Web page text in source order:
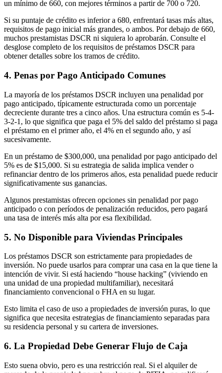
un mínimo de 660, con mejores términos a partir de 700 o 720.
Si su puntaje de crédito es inferior a 680, enfrentará tasas más altas,
requisitos de pago inicial más grandes, o ambos. Por debajo de 660,
muchos prestamistas DSCR ni siquiera lo aprobarán. Consulte el
desglose completo de los requisitos de préstamos DSCR para
obtener detalles sobre los tramos de crédito.
4. Penas por Pago Anticipado Comunes
La mayoría de los préstamos DSCR incluyen una penalidad por
pago anticipado, típicamente estructurada como un porcentaje
decreciente durante tres a cinco años. Una estructura común es 5-4-
3-2-1, lo que significa que paga el 5% del saldo del préstamo si paga
el préstamo en el primer año, el 4% en el segundo año, y así
sucesivamente.
En un préstamo de $300,000, una penalidad por pago anticipado del
5% es de $15,000. Si su estrategia de salida implica vender o
refinanciar dentro de los primeros años, esta penalidad puede reducir
significativamente sus ganancias.
Algunos prestamistas ofrecen opciones sin penalidad por pago
anticipado o con períodos de penalización reducidos, pero pagará
una tasa de interés más alta por esa flexibilidad.
5. No Disponible para Viviendas Principales
Los préstamos DSCR son estrictamente para propiedades de
inversión. No puede usarlos para comprar una casa en la que tiene la
intención de vivir. Si está haciendo “house hacking” (viviendo en
una unidad de una propiedad multifamiliar), necesitará
financiamiento convencional o FHA en su lugar.
Esto limita el caso de uso a propiedades de inversión puras, lo que
significa que necesita estrategias de financiamiento separadas para
su residencia personal y su cartera de inversiones.
6. La Propiedad Debe Generar Flujo de Caja
Esto suena obvio, pero es una restricción real. Si el alquiler de